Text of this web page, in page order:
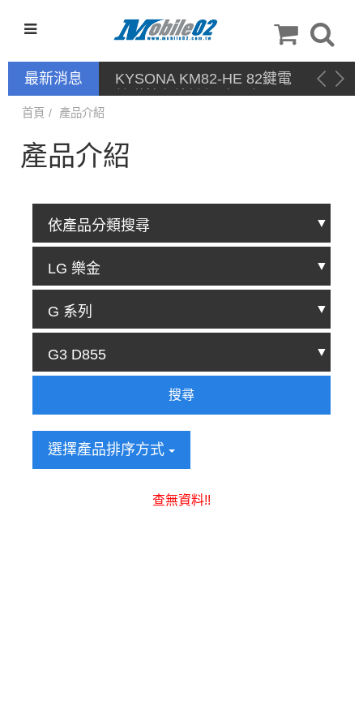
最新消息
KYSONA KM82-HE 82鍵電
競磁軸有線鍵盤 產品網頁驅
首頁 產品介紹
產品介紹
搜尋
選擇產品排序方式
查無資料!!